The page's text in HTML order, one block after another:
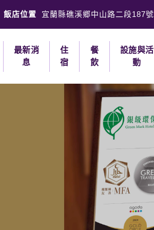
飯店位置 宜蘭縣礁溪郷中山路二段187號
最新消
息
住
宿
餐
飲
設施與活
動